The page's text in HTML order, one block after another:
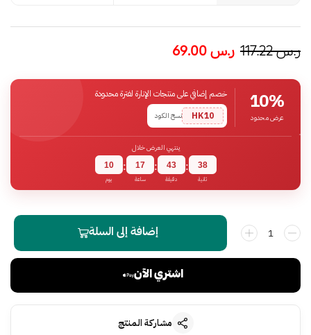
ر.س117.22 ر.س
10%
عرض محدود
خصم إضافي على منتجات الإنارة لفترة محدودة
HK10
نسخ الكود
ينتهي العرض خلال
10
يوم
: 17
ساعة
: 43
دقيقة
: 37
ثانية
إضافة إلى السلة
اشتري الآن
مشاركة المنتج